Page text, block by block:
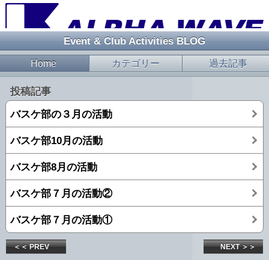
Event & Club Activities BLOG
Home カテゴリー 過去記事
投稿記事
バスケ部の３月の活動
バスケ部10月の活動
バスケ部8月の活動
バスケ部７月の活動②
バスケ部７月の活動①
＜＜ PREV NEXT ＞＞